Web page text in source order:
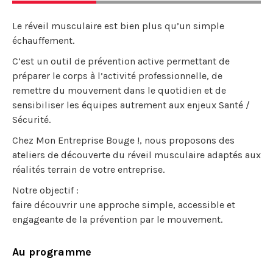
Le réveil musculaire est bien plus qu’un simple
échauffement.
C’est un outil de prévention active permettant de
préparer le corps à l’activité professionnelle, de
remettre du mouvement dans le quotidien et de
sensibiliser les équipes autrement aux enjeux Santé /
Sécurité.
Chez Mon Entreprise Bouge !, nous proposons des
ateliers de découverte du réveil musculaire adaptés aux
réalités terrain de votre entreprise.
Notre objectif :
faire découvrir une approche simple, accessible et
engageante de la prévention par le mouvement.
Au programme